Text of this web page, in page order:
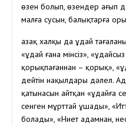
өзен болып, өзендер ағып
малға сусын, балықтарға
Қазақ халқы да Құдай
«Құдай ғана мінсіз»,
қорықпағаннан – қорық»,
дейтін нақылдары дәлел.
қатынасын айтқан «Құдайға
сенген мұрттай ұшады»,
болады», «Ниет адамнан,